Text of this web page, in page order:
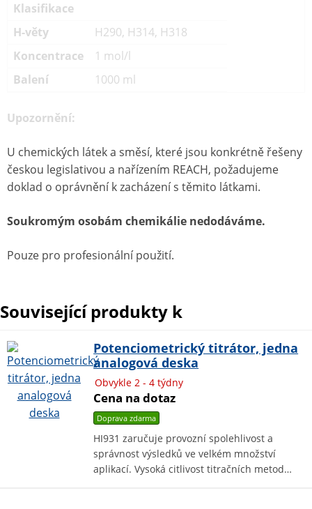
Klasifikace
H-věty
H290, H314, H318
Koncentrace
1 mol/l
Balení
1000 ml
Upozornění:
U chemických látek a směsí, které jsou konkrétně řešeny
českou legislativou a nařízením REACH, požadujeme
doklad o oprávnění k zacházení s těmito látkami.
Soukromým osobám chemikálie nedodáváme.
Pouze pro profesionální použití.
Související produkty k
Potenciometrický titrátor, jedna
analogová deska
Obvykle 2 - 4 týdny
Cena na dotaz
Doprava zdarma
HI931 zaručuje provozní spolehlivost a
správnost výsledků ve velkém množství
aplikací. Vysoká citlivost titračních metod…